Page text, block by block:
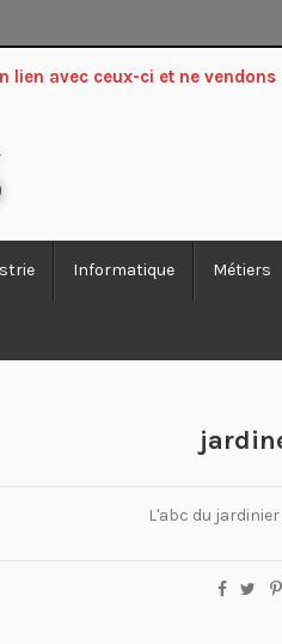
avec ceux-ci et ne
Informatique Métiers
L'abc du